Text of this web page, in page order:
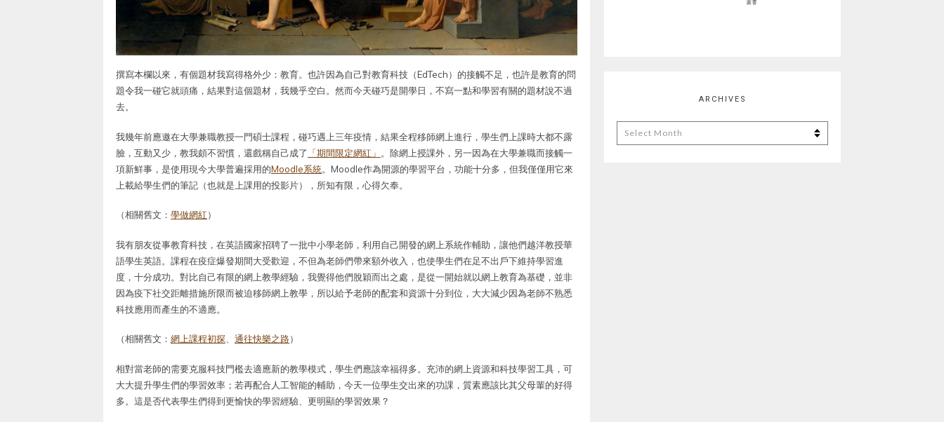
撰寫本欄以來，有個題材我寫得格外少：教育。也許因為自己對教育科技（EdTech）的接觸不足，也許是教育的問
題令我一碰它就頭痛，結果對這個題材，我幾乎空白。然而今天碰巧是開學日，不寫一點和學習有關的題材說不過
去。
我幾年前應邀在大學兼職教授一門碩士課程，碰巧遇上三年疫情，結果全程移師網上進行，學生們上課時大都不露
臉，互動又少，教我頗不習慣，還戲稱自己成了 「期間限定網紅」 。除網上授課外，另一因為在大學兼職而接觸一
項新鮮事，是使用現今大學普遍採用的Moodle系統。Moodle作為開源的學習平台，功能十分多，但我僅僅用它來
上載給學生們的筆記（也就是上課用的投影片），所知有限，心得欠奉。
（相關舊文： 學做網紅）
我有朋友從事教育科技，在英語國家招聘了一批中小學老師，利用自己開發的網上系統作輔助，讓他們越洋教授華
語學生英語。課程在疫症爆發期間大受歡迎，不但為老師們帶來額外收入，也使學生們在足不出戶下維持學習進
度，十分成功。對比自己有限的網上教學經驗，我覺得他們脫穎而出之處，是從一開始就以網上教育為基礎，並非
因為疫下社交距離措施所限而被迫移師網上教學，所以給予老師的配套和資源十分到位，大大減少因為老師不熟悉
科技應用而產生的不適應。
（相關舊文： 網上課程初探、 通往快樂之路）
相對當老師的需要克服科技門檻去適應新的教學模式，學生們應該幸福得多。充沛的網上資源和科技學習工具，可
大大提升學生們的學習效率；若再配合人工智能的輔助，今天一位學生交出來的功課，質素應該比其父母輩的好得
多。這是否代表學生們得到更愉快的學習經驗、更明顯的學習效果？
ARCHIVES
Archives